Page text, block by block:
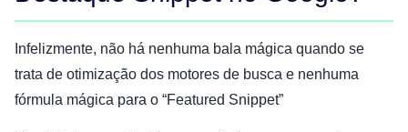
Infelizmente, não há nenhuma bala mágica quando se
trata de otimização dos motores de busca e nenhuma
fórmula mágica para o “Featured Snippet”